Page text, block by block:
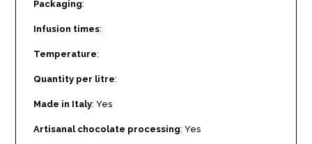
Packaging:
Infusion times:
Temperature:
Quantity per litre:
Made in Italy: Yes
Artisanal chocolate processing: Yes